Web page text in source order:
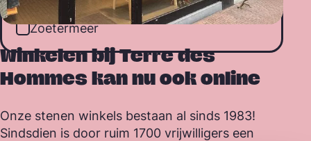
Online
Zoetermeer
Winkelen bij Terre des
Hommes kan nu ook online
Onze stenen winkels bestaan al sinds 1983!
Sindsdien is door ruim 1700 vrijwilligers een